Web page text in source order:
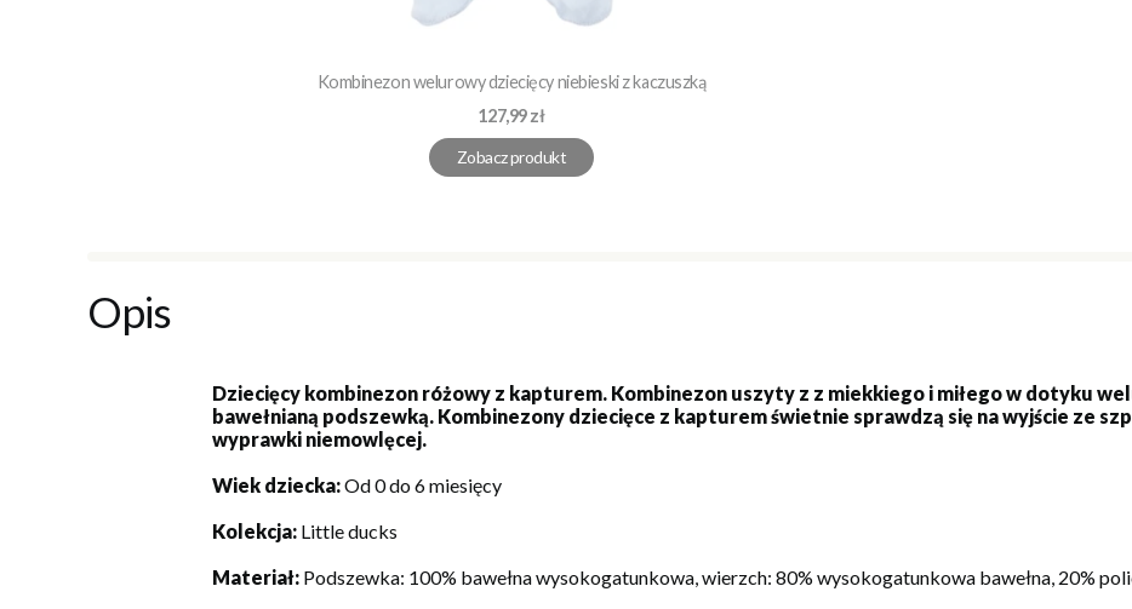
Kombinezon welurowy dziecięcy niebieski z kaczuszką
Cena
127,99 zł
Zobacz produkt
Opis
Dziecięcy kombinezon różowy z kapturem. Kombinezon uszyty z z miekkiego i miłego w dotyku
bawełnianą podszewką. Kombinezony dziecięce z kapturem świetnie sprawdzą się na wyjście ze
wyprawki niemowlęcej.
Wiek dziecka:Od 0 do 6 miesięcy
Kolekcja: Little ducks
Materiał: Podszewka: 100% bawełna wysokogatunkowa, wierzch: 80% wysokogatunkowa bawełna, 20%